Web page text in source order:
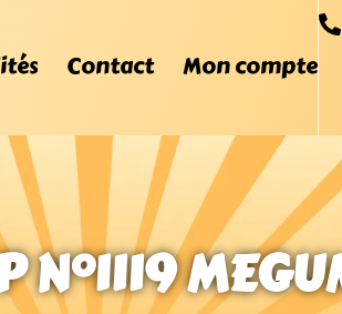
Contact Mon compte
N°1119